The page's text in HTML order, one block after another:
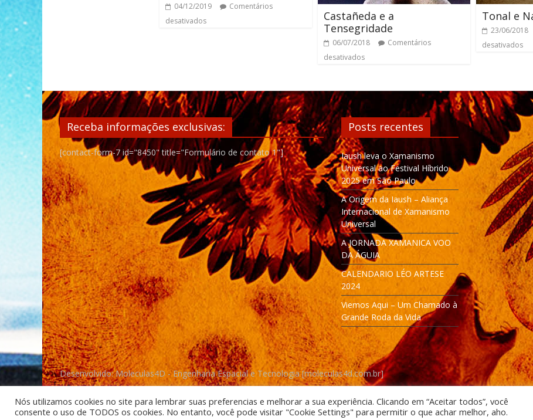
04/12/2019
Comentários
desativados
Castañeda e a
Tensegridade
06/07/2018
Comentários
desativados
Tonal e
23/06/2018
desativados
Receba informações exclusivas:
[contact-form-7 id="8450" title="Formulário de contato 1"]
Posts recentes
Iaush leva o Xamanismo
Universal ao Festival Híbrido
2025 em São Paulo
A Origem da Iaush – Aliança
Internacional de Xamanismo
Universal
A JORNADA XAMANICA VOO
DA ÁGUIA
CALENDARIO LÉO ARTESE
2024
Viemos Aqui – Um Chamado à
Grande Roda da Vida
Desenvolvido: Moleculas4D - Engenharia Espacial e Tecnologia [moleculas4d.com.br]
Nós utilizamos cookies no site para lembrar suas preferencias e melhorar a sua experiência. Clicando em “Aceitar todos”, você
consente o uso de TODOS os cookies. No entanto, você pode visitar "Cookie Settings" para permitir o que achar melhor, aho.